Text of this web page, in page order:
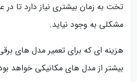
تخت به زمان بیشتری نیاز دارد تا
مشکلی به وجود نیاید.
هزینه ای که برای تعمیر مدل های
بیشتر از مدل های مکانیکی خواهد